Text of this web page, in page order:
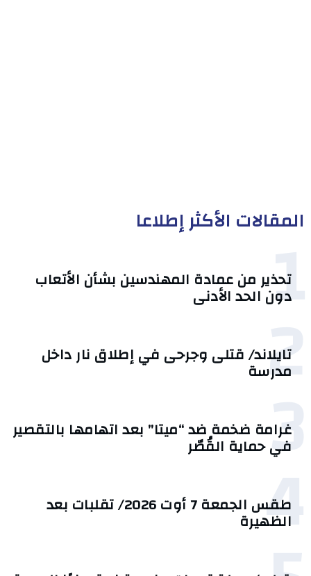
المقالات الأكثر إطلاعا
1
تحذير من عمادة المهندسين بشأن الأتعاب
دون الحد الأدنى
2
تايلاند/ قتلى وجرحى في إطلاق نار داخل
مدرسة
3
غرامة ضخمة ضد “ميتا” بعد اتهامها بالتقصير
في حماية القُصّر
4 طقس الجمعة 7 أوت 2026/ تقلبات بعد
الظهيرة